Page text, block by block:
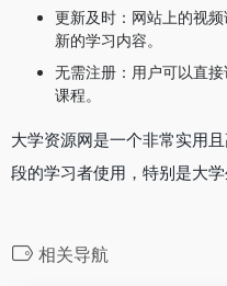
更新及时：网站上的视
新的学习内容。
无需注册：用户可以直
课程。
大学资源网是一个非常实用
段的学习者使用，特别是大学
相关导航